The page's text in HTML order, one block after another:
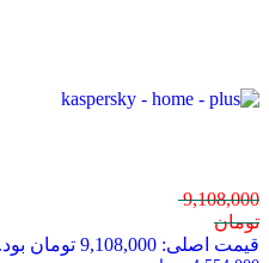
9,108,000
تومان
قیمت اصلی: 9,108,000 تومان بود.